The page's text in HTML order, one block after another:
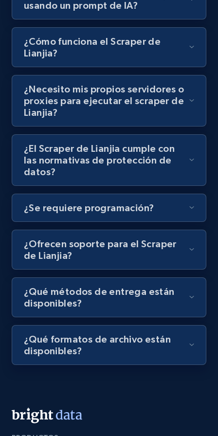
Video length, Likes, Views, and more.
8.1K+ 716+ Prueba gratuita
Youtube - Videos posts - Discovery records
by Explore page URL
URL, Title, Youtuber, Youtuber md5, Video url,
Video length, Likes, Views, and more.
Youtube - Videos posts - Discovery videos
URL, Title, Youtuber, Youtuber md5, Video url,
8.1K+
Amazon Reviews
URL, Product name, Product rating, Product
rating object, Product rating max, Rating,
Author name, Asin, and more.
7.4K+ 872+ Prueba gratuita
TikTok - Posts
URL, Post id, Description, Create time, Digg
usando un prompt de IA?
¿Cómo funciona el Scraper de
Lianjia?
¿Necesito mis propios servidores o
proxies para ejecutar el scraper de
Lianjia?
¿El Scraper de Lianjia cumple con
las normativas de protección de
datos?
¿Se requiere programación?
¿Ofrecen soporte para el Scraper
de Lianjia?
¿Qué métodos de entrega están
disponibles?
¿Qué formatos de archivo están
disponibles?